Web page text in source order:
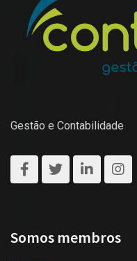
Gestão e Contabilidade
Somos membros